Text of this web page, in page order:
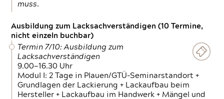
muss.
Ausbildung zum Lacksachverständigen (10 Termine,
nicht einzeln buchbar)
Termin 7/10: Ausbildung zum
Lacksachverständigen
9.00—16.30 Uhr
Modul I: 2 Tage in Plauen/GTÜ-Seminarstandort +
Grundlagen der Lackierung + Lackaufbau beim
Hersteller + Lackaufbau im Handwerk + Mängel und